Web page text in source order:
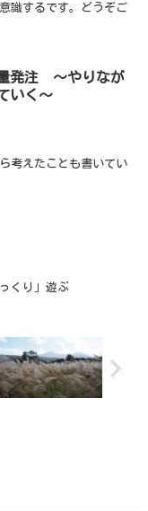
識するです。どうぞご
発注 ～やりなが
いく～
考えたことも書いてい
くり」遊ぶ